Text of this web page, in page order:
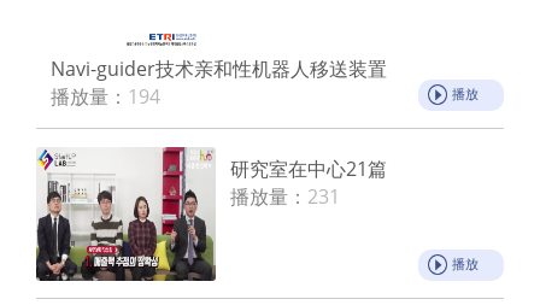
Navi-guider技术亲和性机器人移送装置
播放量： 194 播放
研究室在中心21篇
播放量： 231
播放